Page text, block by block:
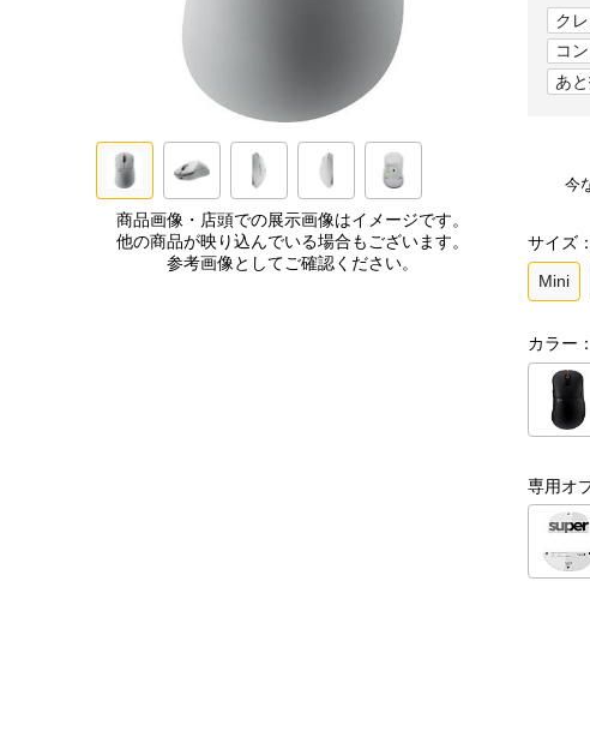
商品画像・店頭での展示画像はイメージです。
他の商品が映り込んでいる場合もございます。
参考画像としてご確認ください。
ク
コ
あ
今
サイズ：
Mini
カラー：
専用オ